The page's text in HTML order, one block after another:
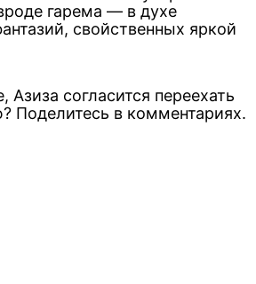
гарема — в духе
свойственных яркой
Азиза согласится переехать
Поделитесь в комментариях.